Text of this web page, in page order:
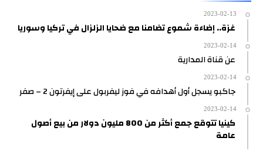
2023-02-13
غزة.. إضاءة شموع تضامنا مع ضحايا الزلزال في تركيا وسوريا
2023-02-14
عن قناة المدارية
2023-02-14
جاكبو يسجل أول أهدافه في فوز ليفربول على إيفرتون 2 – صفر
2023-02-14
كينيا تتوقع جمع أكثر من 800 مليون دولار من بيع أصول
عامة